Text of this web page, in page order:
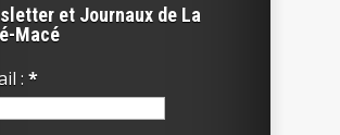
et Journaux de La
Macé
: *